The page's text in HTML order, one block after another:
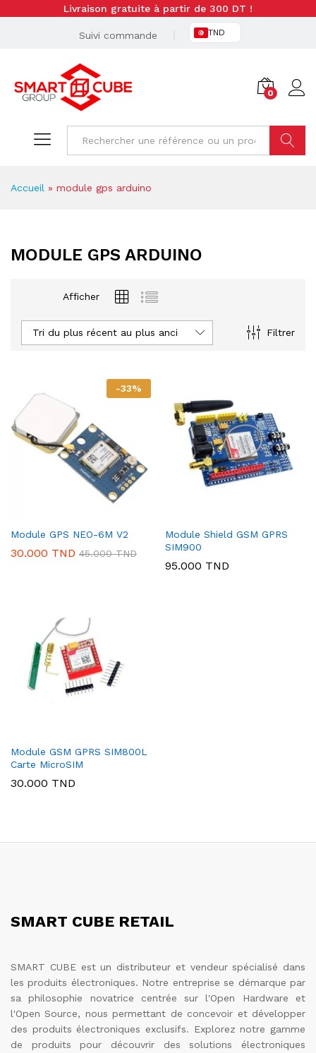
Livraison gratuite à partir de 300 DT !
Suivi commande TND
0
Accueil » module gps arduino
MODULE GPS ARDUINO
Afficher
Filtrer
Tri du plus récent au plus ancien
-33%
Module GPS NEO-6M V2
30.000 TND 45.000TND
Module Shield GSM GPRS
SIM900
95.000 TND
Module GSM GPRS SIM800L
Carte MicroSIM
30.000 TND
SMART CUBE RETAIL
SMART CUBE est un distributeur et vendeur spécialisé dans
les produits électroniques. Notre entreprise se démarque par
sa philosophie novatrice centrée sur l'Open Hardware et
l'Open Source, nous permettant de concevoir et développer
des produits électroniques exclusifs. Explorez notre gamme
de produits pour découvrir des solutions électroniques